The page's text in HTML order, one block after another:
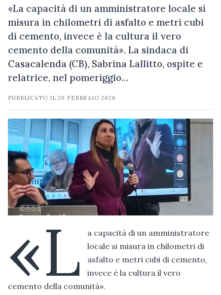
«La capacità di un amministratore locale si
misura in chilometri di asfalto e metri cubi
di cemento, invece è la cultura il vero
cemento della comunità». La sindaca di
Casacalenda (CB), Sabrina Lallitto, ospite e
relatrice, nel pomeriggio…
PUBBLICATO IL20 FEBBRAIO 2026
«L
a capacità di un amministratore
locale si misura in chilometri di
asfalto e metri cubi di cemento,
invece è la cultura il vero
cemento della comunità».